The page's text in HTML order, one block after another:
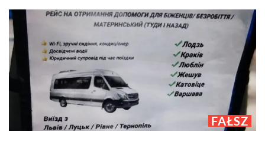
FAŁSZ